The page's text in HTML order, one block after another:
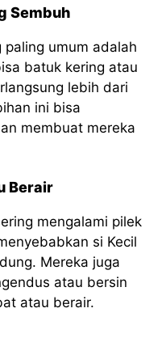
Sembuh
paling umum adalah
batuk kering atau
lebih dari
ini bisa
membuat mereka
Berair
mengalami pilek
si Kecil
Mereka juga
atau bersin
atau berair.